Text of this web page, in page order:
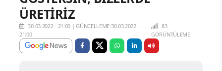
ÜRETİRİZ
30.03.2022 - 21:00 |GÜNCELLEME:30.03.2022 -
21:00
83
GÖRÜNTÜLEME